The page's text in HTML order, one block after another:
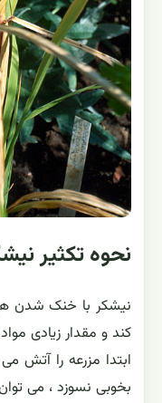
نحوه تکثیر
نیشکر با خنک شدن
کند و مقدار زیادی
ابتدا مزرعه را آتش می
بخوبی نسوزد ، می